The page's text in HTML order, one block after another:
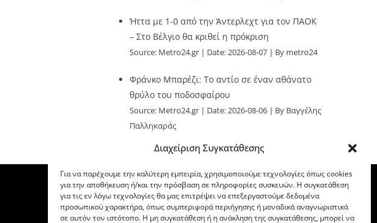
Διαχείριση Συγκατάθεσης
Για να παρέχουμε την καλύτερη εμπειρία, χρησιμοποιούμε τεχνολογίες όπως cookies
για την αποθήκευση ή/και την πρόσβαση σε πληροφορίες συσκευών. Η συγκατάθεση
για τις εν λόγω τεχνολογίες θα μας επιτρέψει να επεξεργαστούμε δεδομένα
προσωπικού χαρακτήρα, όπως συμπεριφορά περιήγησης ή μοναδικά αναγνωριστικά
σε αυτόν τον ιστότοπο. Η μη συγκατάθεση ή η ανάκληση της συγκατάθεσης, μπορεί να
Ήττα με 1-0 από την Άντερλεχτ για τον ΠΑΟΚ
– Στο Βέλγιο θα κριθεί η πρόκριση
Source: Metro24.gr Date: 2026-08-07 By metro24
Φράνκο Μπαρέζι: Το αντίο σε έναν αθάνατο
θρύλο του ποδοσφαίρου
Source: Metro24.gr Date: 2026-08-06
By Βαγγέλης
Παλληκαράς